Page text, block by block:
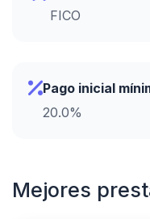
FICO
Pago inicial
20.0%
Mejores